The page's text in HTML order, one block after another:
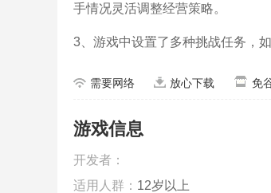
手情况灵活调整经营策略。
3、游戏中设置了多种挑战任务，
需要网络 放心下载 免
游戏信息
开发者：
适用人群： 12岁以上